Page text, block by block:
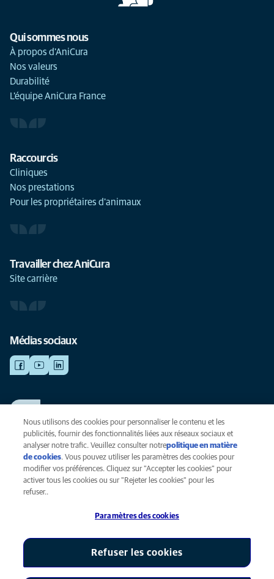
Qui sommes nous
À propos d'AniCura
Nos valeurs
Durabilité
L'équipe AniCura France
Raccourcis
Cliniques
Nos prestations
Pour les propriétaires d'animaux
Travailler chez AniCura
Site carrière
Médias sociaux
Voir nos offres d'emploi
Vie privée
Légal
Cookies
AniCura est une filiale de Mars, Inc © 2026
Nous utilisons des cookies pour personnaliser le contenu et les
publicités, fournir des fonctionnalités liées aux réseaux sociaux et
analyser notre trafic. Veuillez consulter notrepolitique en matière
de cookies(opens in a new tab)
. Vous pouvez utiliser les paramètres des cookies pour
modifier vos préférences. Cliquez sur "Accepter les cookies" pour
activer tous les cookies ou sur "Rejeter les cookies" pour les
refuser..
Paramètres des cookies
Refuser les cookies